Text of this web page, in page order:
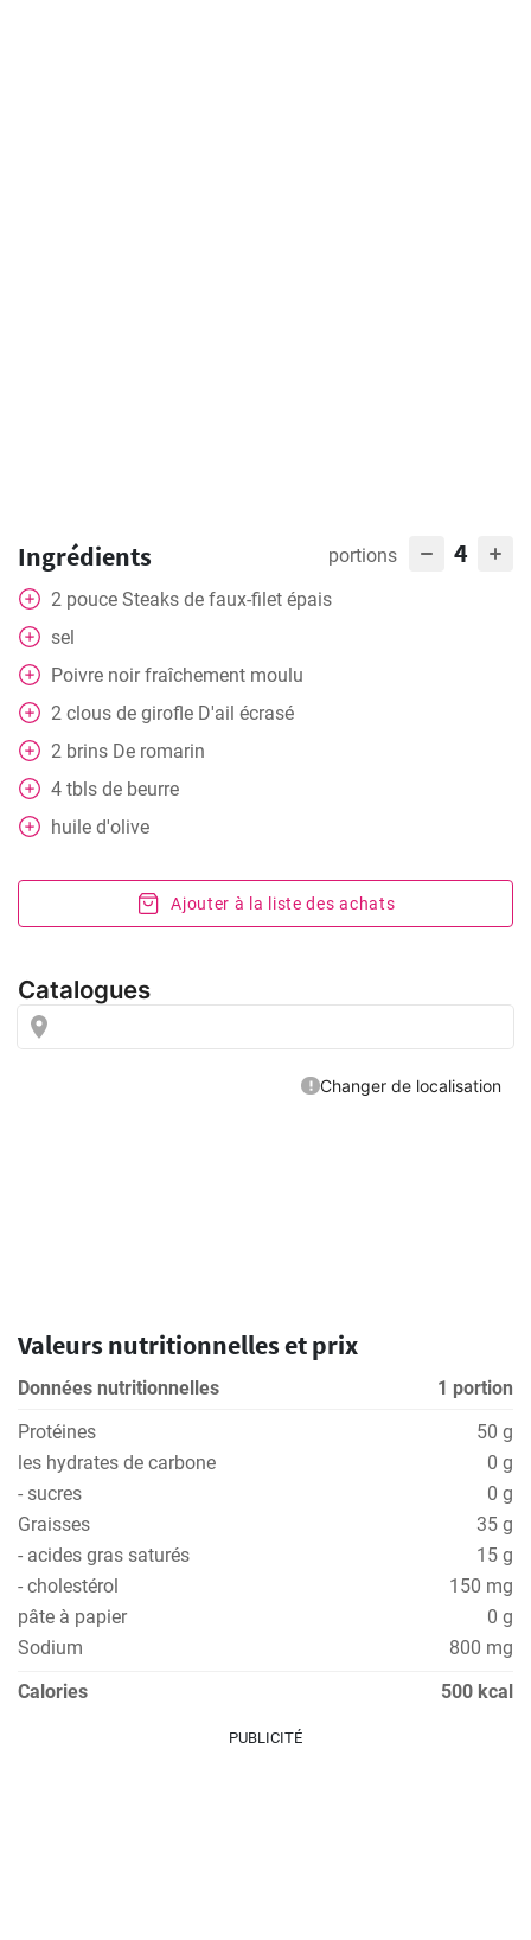
Ingrédients portions 4
2 pouce Steaks de faux-filet épais
sel
Poivre noir fraîchement moulu
2 clous de girofle D'ail écrasé
2 brins De romarin
4 tbls de beurre
huile d'olive
Ajouter à la liste des achats
Valeurs nutritionnelles et prix
Données nutritionnelles
1 portion
Protéines
50 g
les hydrates de carbone
0 g
- sucres
0 g
Graisses
35 g
- acides gras saturés
15 g
- cholestérol
150 mg
pâte à papier
0 g
Sodium
800 mg
Calories
500 kcal
PUBLICITÉ